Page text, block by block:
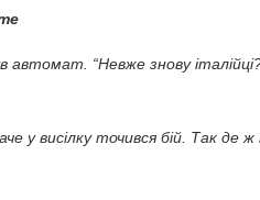
автомат. “Невже знову
у висілку точився бій. Так де ж